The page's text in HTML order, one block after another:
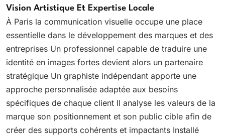
Vision Artistique Et Expertise Locale
À Paris la communication visuelle occupe une place
essentielle dans le développement des marques et des
entreprises Un professionnel capable de traduire une
identité en images fortes devient alors un partenaire
stratégique Un graphiste indépendant apporte une
approche personnalisée adaptée aux besoins
spécifiques de chaque client Il analyse les valeurs de la
marque son positionnement et son public cible afin de
créer des supports cohérents et impactants Installé